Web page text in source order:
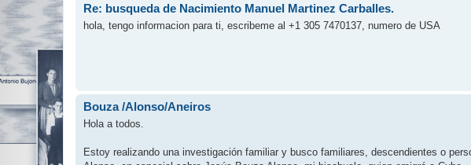
Re: busqueda de Nacimiento Manuel Martinez Carballes.
hola, tengo informacion para ti, escribeme al +1 305 7470137, numero de USA
Bouza /Alonso/Aneiros
Hola a todos.
Estoy realizando una investigación familiar y busco familiares, descendientes o